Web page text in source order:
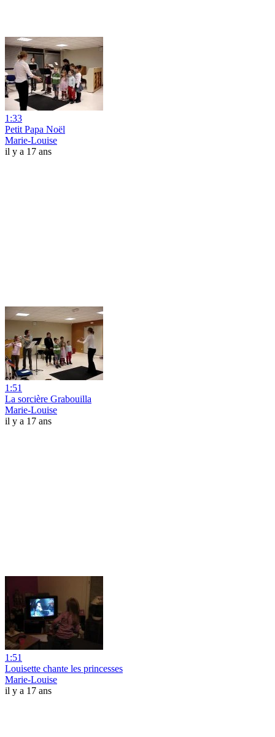
1:33
Petit Papa Noël
Marie-Louise
il y a 17 ans
1:51
La sorcière Grabouilla
Marie-Louise
il y a 17 ans
1:51
Louisette chante les princesses
Marie-Louise
il y a 17 ans